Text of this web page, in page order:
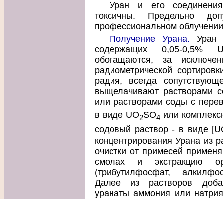
Уран и его
токсичны. Предельно
профессиональном
Получение Урана. Уран
содержащих 0,05-0,5%
обогащаются, за
радиометрической
радия, всегда
выщелачивают растворами
или растворами соды с
в виде UО2SO4 или
содовый раствор - в виде
концентрирования Урана из
очистки от примесей
смолах и экстракцию
(трибутилфосфат,
Далее из растворов
уранаты аммония или